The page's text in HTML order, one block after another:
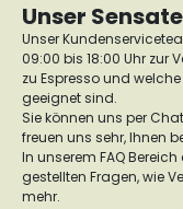
Unser
Unser
09:00 bis 18:00 Uhr zur
zu Espresso und
geeignet sind.
Sie können uns per
freuen uns sehr, Ihnen
In unserem FAQ
gestellten Fragen, wie
mehr.